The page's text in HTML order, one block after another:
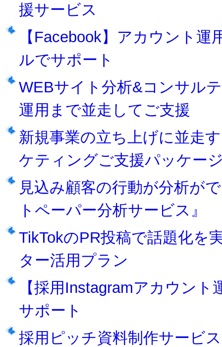
援サービス
【Facebook】アカウント
ルでサポート
WEBサイト分析&コンサル
運用まで並走してご支援
新規事業の立ち上げに並走
ケティングご支援パッケー
見込み顧客の行動が分析が
トペーパー分析サービス』
TikTokのPR投稿で話題化を
ター活用プラン
【採用Instagramアカウン
サポート
採用ピッチ資料制作サービ